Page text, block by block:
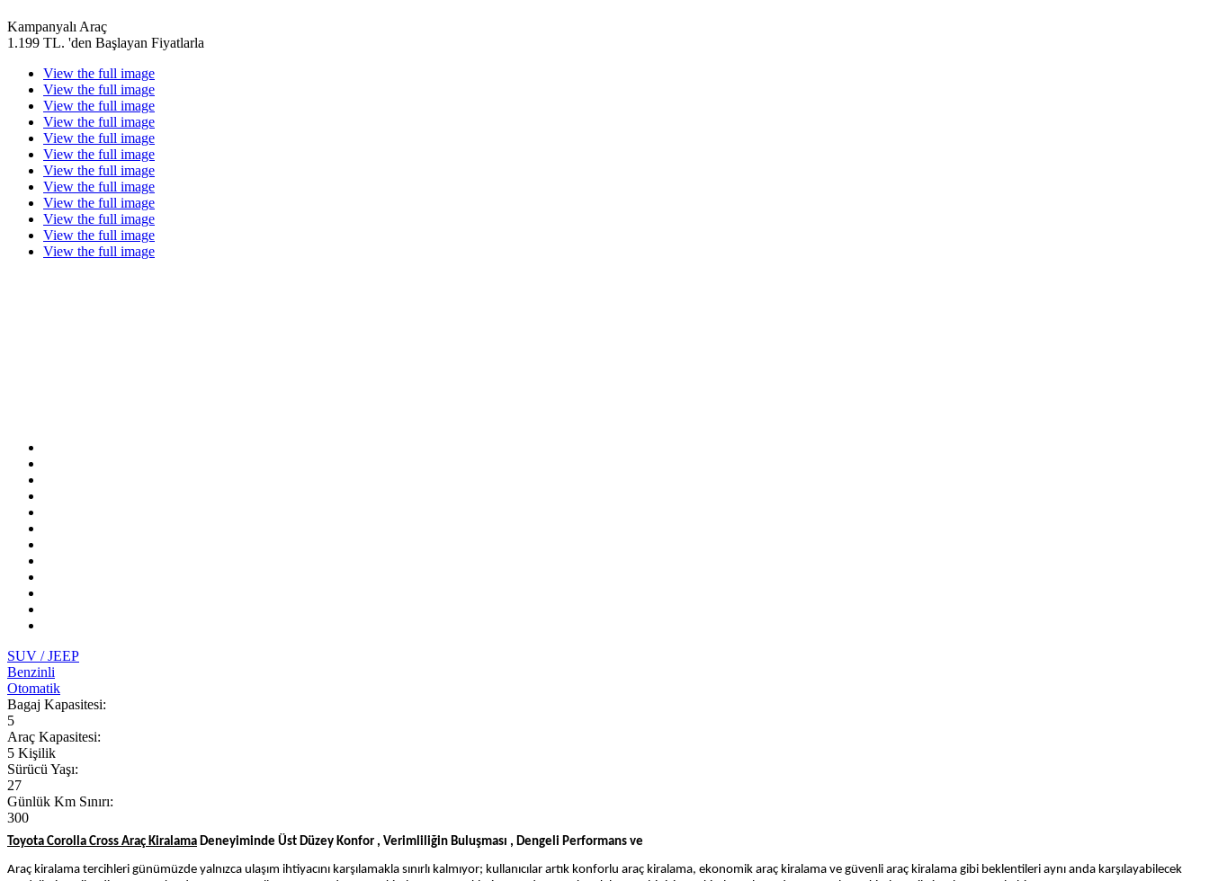
Kampanyalı Araç
1.199 TL. 'den Başlayan Fiyatlarla
View the full image
View the full image
View the full image
View the full image
View the full image
View the full image
View the full image
View the full image
View the full image
View the full image
View the full image
View the full image
SUV / JEEP
Benzinli
Otomatik
Bagaj Kapasitesi:
5
Araç Kapasitesi:
5 Kişilik
Sürücü Yaşı:
27
Günlük Km Sınırı:
300
Toyota Corolla Cross Araç Kiralama Deneyiminde Üst Düzey Konfor , Verimliliğin Buluşması , Dengeli Performans ve
Araç kiralama tercihleri günümüzde yalnızca ulaşım ihtiyacını karşılamakla sınırlı kalmıyor; kullanıcılar artık konforlu araç kiralama, ekonomik araç kiralama ve güvenli araç kiralama gibi beklentileri aynı anda karşılayabilecek